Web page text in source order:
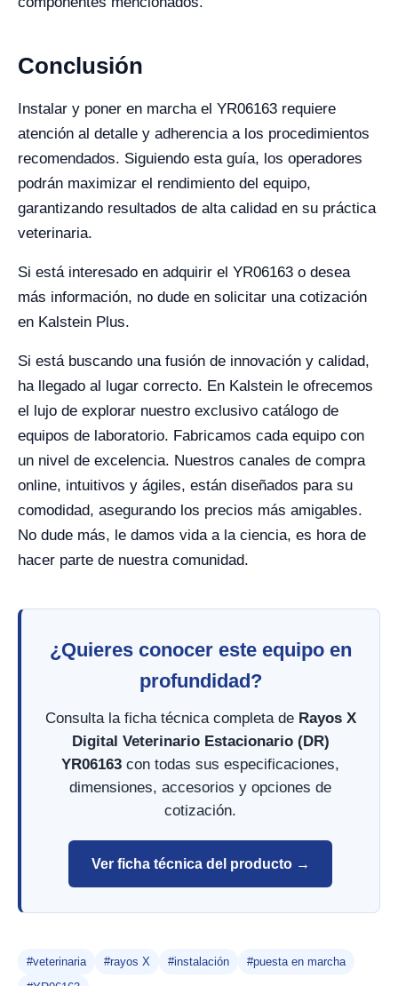
Conclusión
Instalar y poner en marcha el YR06163 requiere
atención al detalle y adherencia a los procedimientos
recomendados. Siguiendo esta guía, los operadores
podrán maximizar el rendimiento del equipo,
garantizando resultados de alta calidad en su práctica
veterinaria.
Si está interesado en adquirir el YR06163 o desea
más información, no dude en solicitar una cotización
en Kalstein Plus.
Si está buscando una fusión de innovación y calidad,
ha llegado al lugar correcto. En Kalstein le ofrecemos
el lujo de explorar nuestro exclusivo catálogo de
equipos de laboratorio. Fabricamos cada equipo con
un nivel de excelencia. Nuestros canales de compra
online, intuitivos y ágiles, están diseñados para su
comodidad, asegurando los precios más amigables.
No dude más, le damos vida a la ciencia, es hora de
hacer parte de nuestra comunidad.
¿Quieres conocer este equipo en
profundidad?
Consulta la ficha técnica completa de Rayos X
Digital Veterinario Estacionario (DR)
YR06163 con todas sus especificaciones,
dimensiones, accesorios y opciones de
cotización.
Ver ficha técnica del producto →
#veterinaria #rayos X #instalación
#puesta en marcha